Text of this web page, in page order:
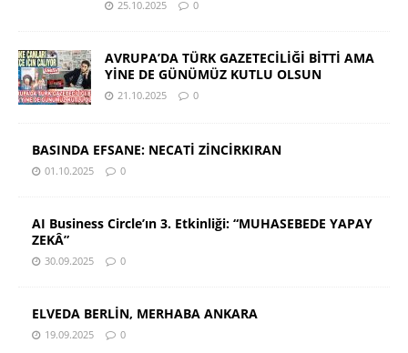
25.10.2025 0
AVRUPA’DA TÜRK GAZETECİLİĞİ BİTTİ AMA
YİNE DE GÜNÜMÜZ KUTLU OLSUN
21.10.2025 0
BASINDA EFSANE: NECATİ ZİNCİRKIRAN
01.10.2025 0
AI Business Circle’ın 3. Etkinliği: “MUHASEBEDE YAPAY
ZEKÂ”
30.09.2025 0
ELVEDA BERLİN, MERHABA ANKARA
19.09.2025 0